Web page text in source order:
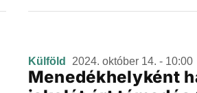
Külföld 2024. október 14. - 10:00
Menedékhelyként